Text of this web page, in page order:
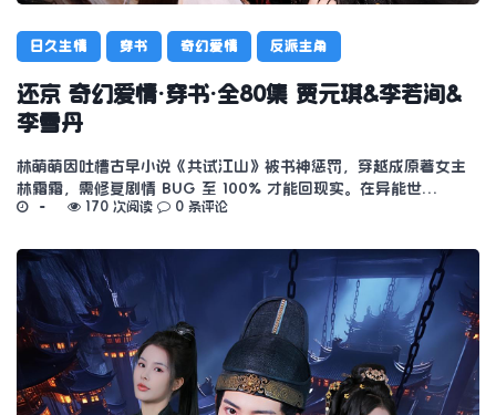
日久生情 穿书 奇幻爱情 反派主角
还京 奇幻爱情·穿书·全80集 贾元琪&李若洵&
李雪丹
林萌萌因吐槽古早小说《共试江山》被书神惩罚，穿越成原著女主
林霜霜，需修复剧情 BUG 至 100% 才能回现实。在异能世…
170 次阅读 0 条评论